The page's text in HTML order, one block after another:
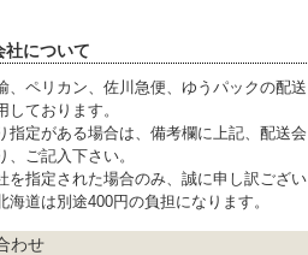
社について
、ペリカン、佐川急便、ゆうパックの配送
しております。
指定がある場合は、備考欄に上記、配送会
、ご記入下さい。
を指定された場合のみ、誠に申し訳ござい
海道は別途400円の負担になります。
わせ